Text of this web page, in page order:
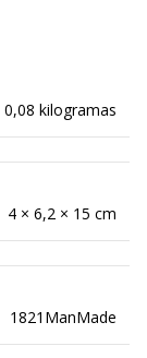
0,08 kilogramas
4 × 6,2 × 15 cm
1821ManMade